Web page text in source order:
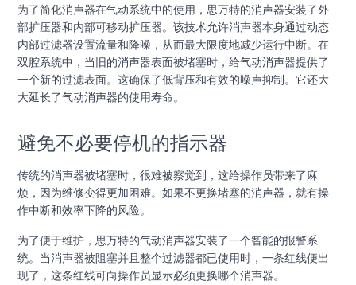
为了简化消声器在气动系统中的使用，思万特的消声器安装了外
部扩压器和内部可移动扩压器。该技术允许消声器本身通过动态
内部过滤器设置流量和降噪，从而最大限度地减少运行中断。在
双腔系统中，当旧的消声器表面被堵塞时，给气动消声器提供了
一个新的过滤表面。这确保了低背压和有效的噪声抑制。它还大
大延长了气动消声器的使用寿命。
避免不必要停机的指示器
传统的消声器被堵塞时，很难被察觉到，这给操作员带来了麻
烦，因为维修变得更加困难。如果不更换堵塞的消声器，就有操
作中断和效率下降的风险。
为了便于维护，思万特的气动消声器安装了一个智能的报警系
统。当消声器被阻塞并且整个过滤器都已使用时，一条红线便出
现了，这条红线可向操作员显示必须更换哪个消声器。